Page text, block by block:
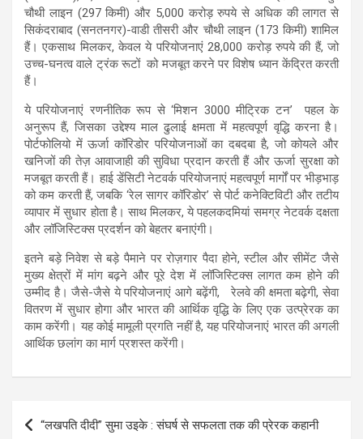
चौथी लाइन (297 किमी) और 5,000 करोड़ रुपये से अधिक की लागत से
सिकंदराबाद (सनतनगर)-वाडी तीसरी और चौथी लाइन (173 किमी) शामिल
हैं। एकसाथ मिलकर, केवल ये परियोजनाएं 28,000 करोड़ रुपये की हैं, जो
उच्च-घनत्व वाले ट्रंक रूटों को मजबूत करने पर विशेष ध्यान केंद्रित करती
हैं।
ये परियोजनाएं रणनीतिक रूप से ‘मिशन 3000 मीट्रिक टन’ पहल के
अनुरूप हैं, जिसका उद्देश्य माल ढुलाई क्षमता में महत्वपूर्ण वृद्धि करना है।
पोर्टफोलियो में ऊर्जा कॉरिडोर परियोजनाओं का दबदबा है, जो कोयले और
खनिजों की तेज़ आवाजाही की सुविधा प्रदान करती हैं और ऊर्जा सुरक्षा को
मजबूत करती हैं। हाई डेंसिटी नेटवर्क परियोजनाएं महत्वपूर्ण मार्गों पर भीड़भाड़
को कम करती हैं, जबकि ‘रेल सागर कॉरिडोर’ से पोर्ट कनेक्टिविटी और तटीय
व्यापार में सुधार होता है। साथ मिलकर, ये पहलकदमियां समग्र नेटवर्क दक्षता
और लॉजिस्टिक्स प्रदर्शन को बेहतर बनाएंगी।
इतने बड़े निवेश से बड़े पैमाने पर रोज़गार पैदा होने, स्टील और सीमेंट जैसे
मुख्य क्षेत्रों में मांग बढ़ने और पूरे देश में लॉजिस्टिक्स लागत कम होने की
उम्मीद है। जैसे-जैसे ये परियोजनाएं आगे बढ़ेंगी, रेलवे की क्षमता बढ़ेगी, सेवा
वितरण में सुधार होगा और भारत की आर्थिक वृद्धि के लिए एक उत्प्रेरक का
काम करेंगी। यह कोई मामूली प्रगति नहीं है, यह परियोजनाएं भारत की अगली
आर्थिक छलांग का मार्ग प्रशस्त करेंगी।
Post
“लखपति दीदी” सुमा उइके : संघर्ष से सफलता तक की प्रेरक कहानी